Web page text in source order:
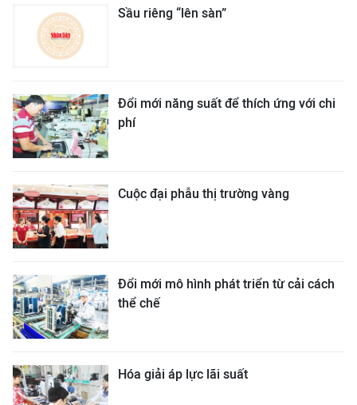
Sầu riêng “lên sàn”
Đổi mới năng suất để thích ứng với chi
phí
Cuộc đại phẫu thị trường vàng
Đổi mới mô hình phát triển từ cải cách
thể chế
Hóa giải áp lực lãi suất